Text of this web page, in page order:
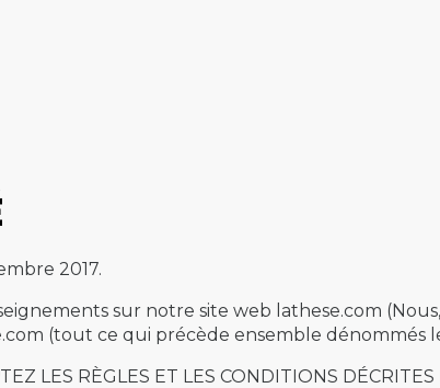
2017.
sur notre site web lathese.com
(tout ce qui précède ensemble dénommés
LES RÈGLES ET LES CONDITIONS DÉCRITES